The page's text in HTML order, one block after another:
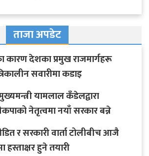
ताजा अपडेट
कारण देशका प्रमुख राजमार्गहरू
सवारीमा कडाइ
यामलाल कँडेलद्वारा
नेतृत्वमा नयाँ सरकार बन्ने
र सरकारी वार्ता टोलीबीच आजै
हस्ताक्षर हुने तयारी